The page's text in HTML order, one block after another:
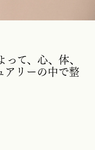
て、心、体、
アリーの中で整